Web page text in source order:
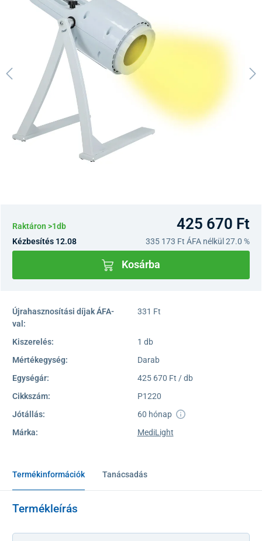
Raktáron >1db 425 670 Ft
Kézbesítés 12.08 335 173 Ft ÁFA nélkül 27.0 %
Kosárba
Újrahasznosítási díjak ÁFA-
val:
331 Ft
Kiszerelés:
1 db
Mértékegység:
Darab
Egységár:
425 670 Ft / db
Cikkszám:
P1220
Jótállás:
60 hónap
Márka:
MediLight
Termékinformációk Tanácsadás
Termékleírás